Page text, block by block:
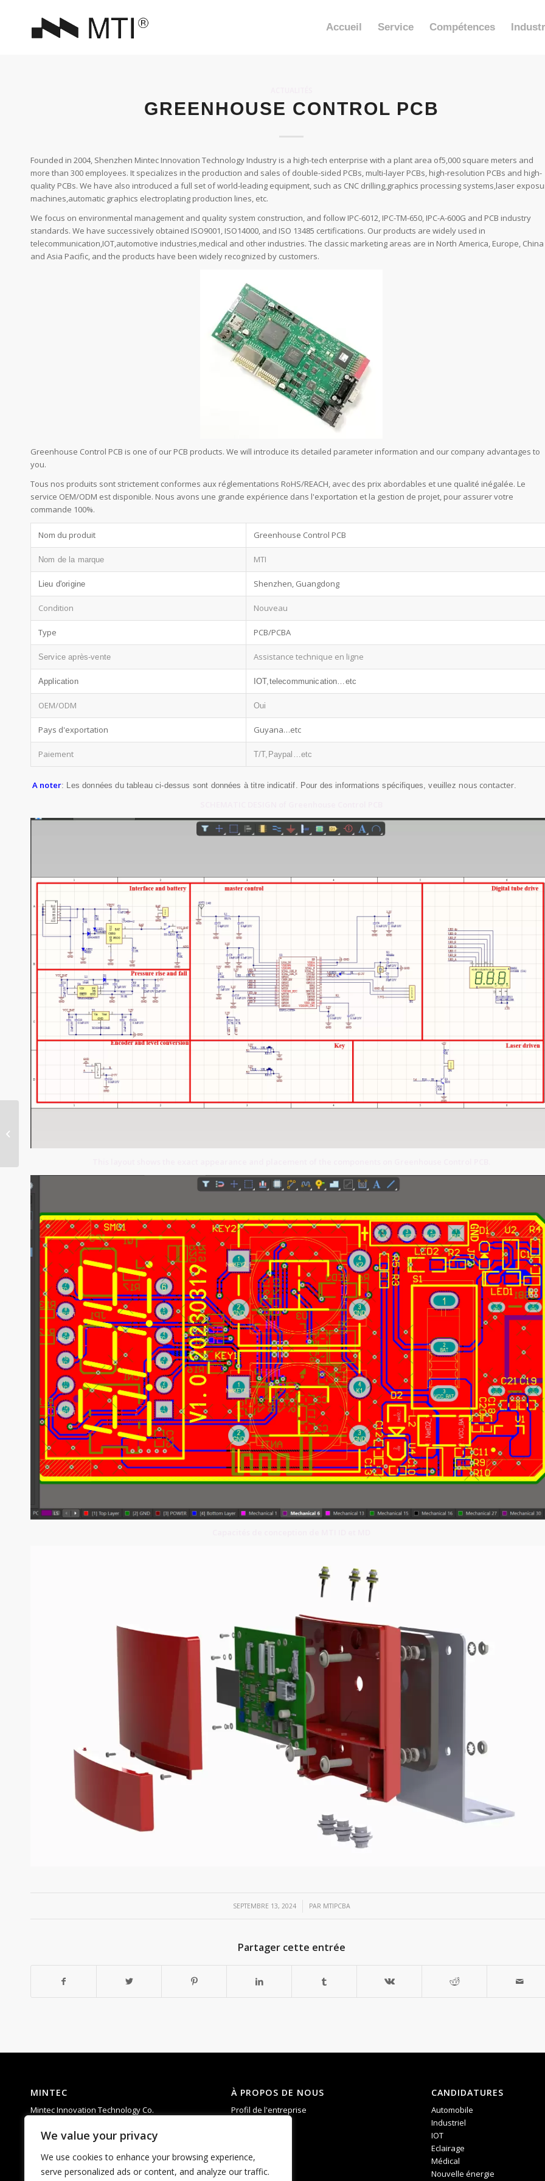
We value your privacy
We use cookies to enhance your browsing experience,
serve personalized ads or content, and analyze our traffic.
Accueil Service Compétences
GREENHOUSE CONTROL PCB
Founded in 2004, Shenzhen Mintec Innovation Technology Industry is a high-tech enterprise with a plant area of​5,000 square meters and
more than 300 employees. It specializes in the production and sales of double-sided PCBs, multi-layer PCBs, high-resolution PCBs and high-
quality PCBs. We have also introduced a full set of world-leading equipment, such as CNC drilling,graphics processing systems,laser
machines,automatic graphics electroplating production lines, etc.
We focus on environmental management and quality system construction, and follow IPC-6012, IPC-TM-650, IPC-A-600G and PCB industry
standards. We have successively obtained ISO9001, ISO14000, and ISO 13485 certifications. Our products are widely used in
telecommunication,IOT,automotive industries,medical and other industries. The classic marketing areas are in North America, Europe, China
and Asia Pacific, and the products have been widely recognized by customers.
Greenhouse Control PCB is one of our PCB products. We will introduce its detailed parameter information and our company advantages to
you.
Tous nos produits sont strictement conformes aux réglementations RoHS/REACH, avec des prix abordables et une qualité inégalée. Le
service OEM/ODM est disponible. Nous avons une grande expérience dans l'exportation et la gestion de projet, pour assurer votre
commande 100%.
Nom du produit Greenhouse Control PCB
Nom de la marque MTI
Lieu d'origine Shenzhen, Guangdong
Condition Nouveau
Type PCB/PCBA
Service après-vente Assistance technique en ligne
Application IOT,telecommunication…etc
OEM/ODM Oui
Pays d'exportation Guyana…etc
Paiement T/T,Paypal…etc
A noter: Les données du tableau ci-dessus sont données à titre indicatif. Pour des informations spécifiques, veuillez nous contacter.
SEPTEMBRE 13, 2024
/ PAR MTIPCBA
Partager cette entrée
MINTEC
Mintec Innovation Technology Co.
Industrial Park, Hangcheng Street, Bao’an
Tel : 0755-23592960
Courriel :matti.chan@mintecinno.com
À PROPOS DE NOUS
Profil de l'entreprise
FAQ
CANDIDATURES
Automobile
Industriel
IOT
Eclairage
Médical
Nouvelle énergie